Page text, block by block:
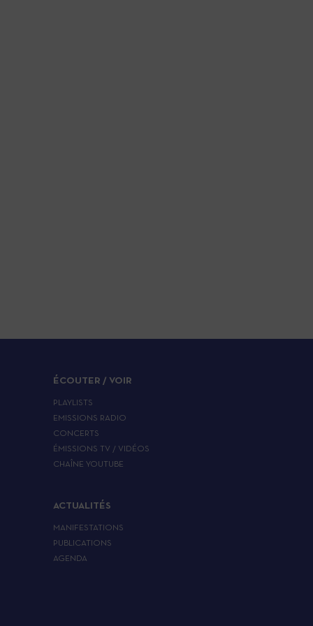
ÉCOUTER / VOIR
PLAYLISTS
EMISSIONS RADIO
CONCERTS
ÉMISSIONS TV / VIDÉOS
CHAÎNE YOUTUBE
ACTUALITÉS
MANIFESTATIONS
PUBLICATIONS
AGENDA